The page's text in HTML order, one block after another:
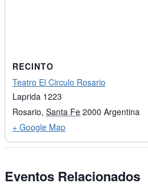
RECINTO
Teatro El Circulo Rosario
Laprida 1223
Rosario, Santa Fe 2000 Argentina
+ Google Map
Eventos Relacionados